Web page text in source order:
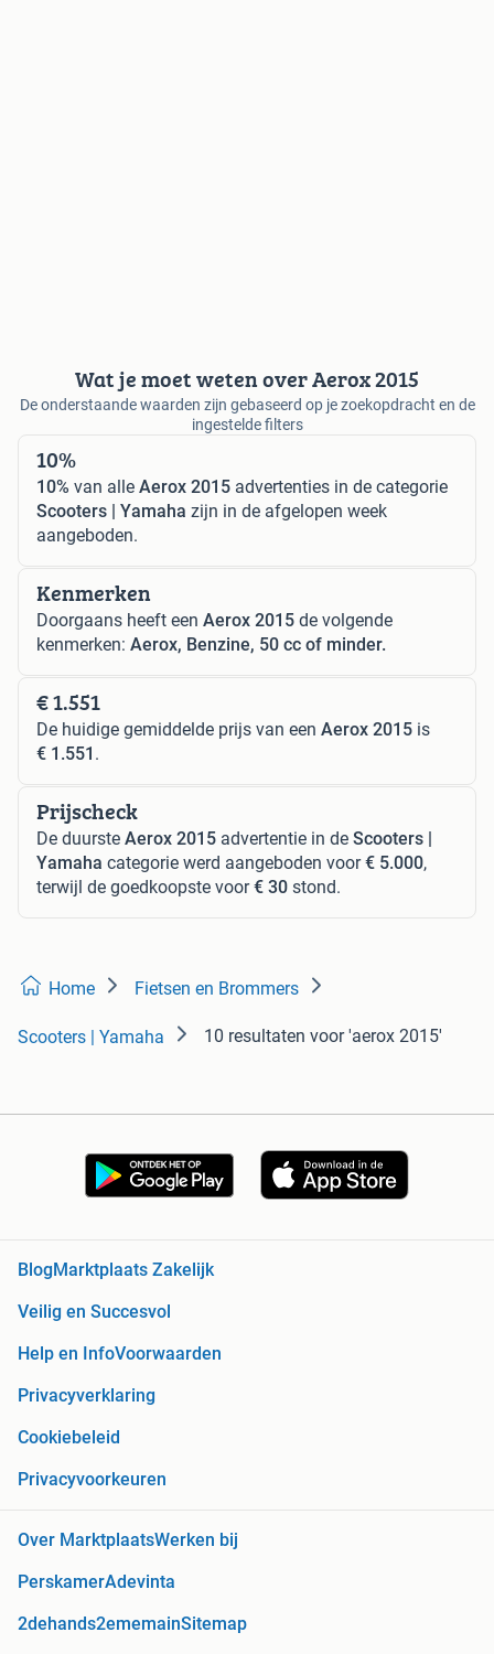
Wat je moet weten over Aerox 2015
De onderstaande waarden zijn gebaseerd op je zoekopdracht en de
ingestelde filters
10%
10% van alle Aerox 2015 advertenties in de categorie
Scooters | Yamaha zijn in de afgelopen week
aangeboden.
Kenmerken
Doorgaans heeft een Aerox 2015 de volgende
kenmerken: Aerox, Benzine, 50 cc of minder.
€ 1.551
De huidige gemiddelde prijs van een Aerox 2015 is
€ 1.551 .
Prijscheck
De duurste Aerox 2015 advertentie in de Scooters |
Yamaha categorie werd aangeboden voor€ 5.000,
terwijl de goedkoopste voor€ 30 stond.
Home Fietsen en Brommers
Scooters | Yamaha 10 resultaten voor 'aerox 2015'
BlogMarktplaats Zakelijk
Veilig en Succesvol
Help en InfoVoorwaarden
Privacyverklaring
Cookiebeleid
Privacyvoorkeuren
Over MarktplaatsWerken bij
PerskamerAdevinta
2dehands2ememainSitemap